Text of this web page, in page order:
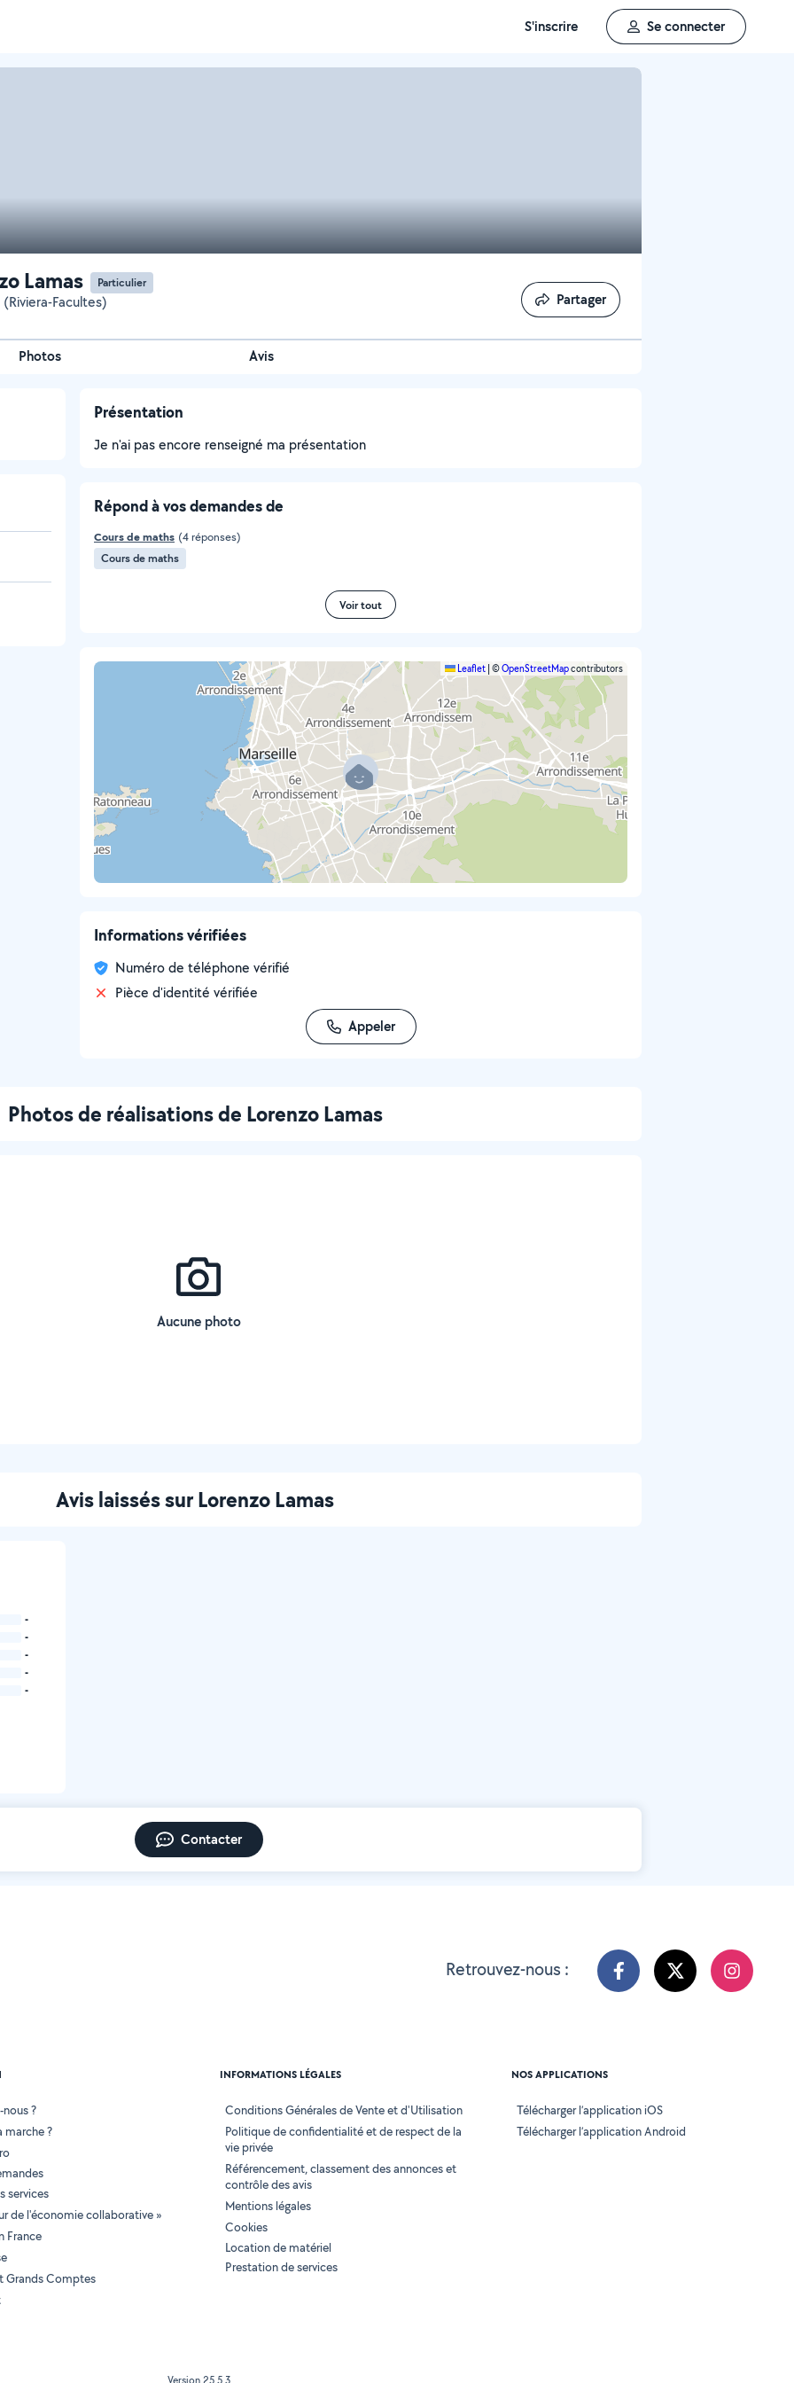
S'inscrire Se connecter
Lamas Particulier
Facultes) Partager
Partager
Photos Avis
Présentation
Je n'ai pas encore renseigné ma présentation
Répond à vos demandes de
Cours de maths (4 réponses)
Cours de maths
Voir tout
Leaflet ©OpenStreetMapcontributors
Informations vérifiées
Numéro de téléphone vérifié
Pièce d'identité vérifiée
Appeler
Photos de réalisations de Lorenzo Lamas
Aucune photo
Avis laissés sur Lorenzo Lamas
-
-
-
-
-
Contacter
Retrouvez-nous :
?
?
services
de l'économie collaborative »
France
Grands Comptes
INFORMATIONS LÉGALES
Conditions Générales de Vente et d'Utilisation
Politique de confidentialité et de respect de la
vie privée
Référencement, classement des annonces et
contrôle des avis
Mentions légales
Cookies
Location de matériel
Prestation de services
NOS APPLICATIONS
Télécharger l’application iOS
Télécharger l’application Android
Version 25.5.3